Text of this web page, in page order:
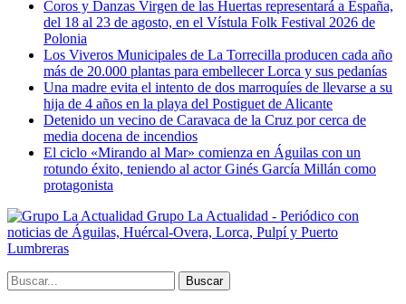
Coros y Danzas Virgen de las Huertas representará a España,
del 18 al 23 de agosto, en el Vístula Folk Festival 2026 de
Polonia
Los Viveros Municipales de La Torrecilla producen cada año
más de 20.000 plantas para embellecer Lorca y sus pedanías
Una madre evita el intento de dos marroquíes de llevarse a su
hija de 4 años en la playa del Postiguet de Alicante
Detenido un vecino de Caravaca de la Cruz por cerca de
media docena de incendios
El ciclo «Mirando al Mar» comienza en Águilas con un
rotundo éxito, teniendo al actor Ginés García Millán como
protagonista
Grupo La Actualidad - Periódico con
noticias de Águilas, Huércal-Overa, Lorca, Pulpí y Puerto
Lumbreras